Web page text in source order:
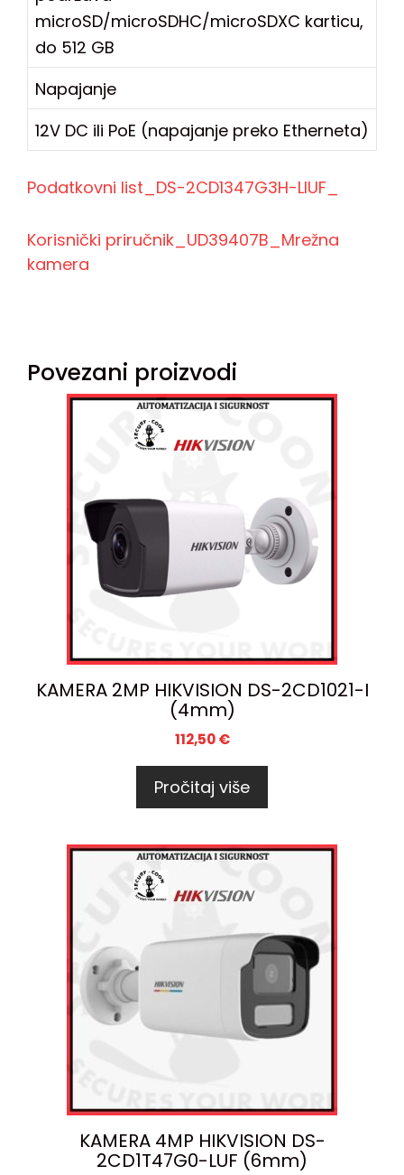
microSD/microSDHC/microSDXC karticu,
do 512 GB
Napajanje
12V DC ili PoE (napajanje preko Etherneta)
Podatkovni list_DS-2CD1347G3H-LIUF_
Korisnički priručnik_UD39407B_Mrežna
kamera
Povezani proizvodi
KAMERA 2MP HIKVISION DS-2CD1021-I
(4mm)
112,50€
Pročitaj više
KAMERA 4MP HIKVISION DS-
2CD1T47G0-LUF (6mm)